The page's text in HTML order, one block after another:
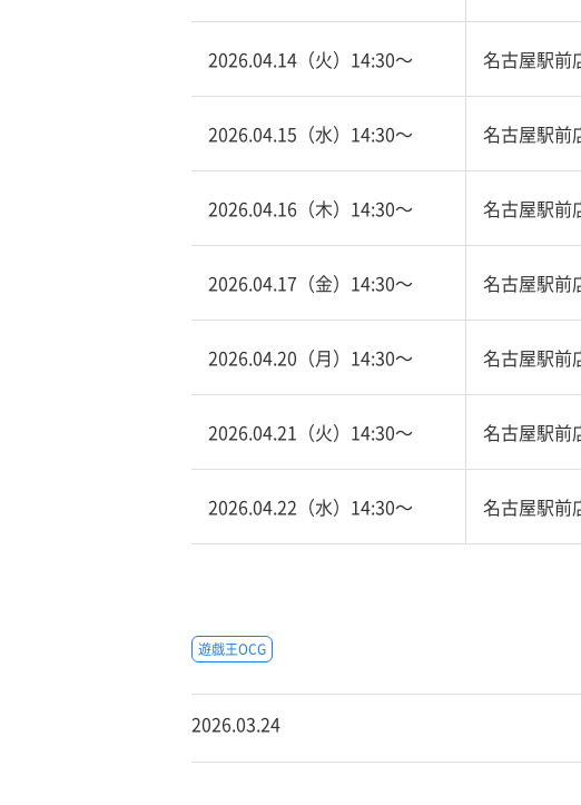
2026.04.14（火）14:30〜 名古屋駅前
2026.04.15（水）14:30〜 名古屋駅前
2026.04.16（木）14:30〜 名古屋駅前
2026.04.17（金）14:30〜 名古屋駅前
2026.04.20（月）14:30〜 名古屋駅前
2026.04.21（火）14:30〜 名古屋駅前
2026.04.22（水）14:30〜 名古屋駅前
遊戯王OCG
2026.03.24